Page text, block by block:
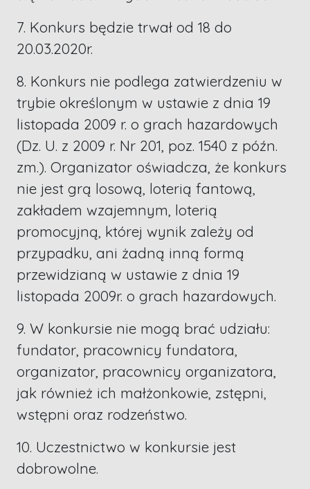
7. Konkurs będzie trwał od 18 do
20.03.2020r.
8. Konkurs nie podlega zatwierdzeniu w
trybie określonym w ustawie z dnia 19
listopada 2009 r. o grach hazardowych
(Dz. U. z 2009 r. Nr 201, poz. 1540 z późn.
zm.). Organizator oświadcza, że konkurs
nie jest grą losową, loterią fantową,
zakładem wzajemnym, loterią
promocyjną, której wynik zależy od
przypadku, ani żadną inną formą
przewidzianą w ustawie z dnia 19
listopada 2009r. o grach hazardowych.
9. W konkursie nie mogą brać udziału:
fundator, pracownicy fundatora,
organizator, pracownicy organizatora,
jak również ich małżonkowie, zstępni,
wstępni oraz rodzeństwo.
10. Uczestnictwo w konkursie jest
dobrowolne.